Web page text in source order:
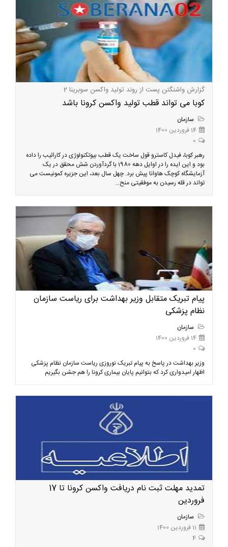
گزارش واشنگتن پست از روند تولید واکسن سوبرینا 2
کوبا می تواند قطب تولید واکسن کرونا باشد
سازمان
14 فروردین 1400
0
رهبر کوبا، فیدل کاسترو قول ساخت یک قطب بیوتکنولوژی در کارائیب را داده
بود و این ایده را در اوایل دهه 1980 با گردآوردن شش محقق در یک
آزمایشگاه کوچک هاوانا پیش برد. چهل سال بعد، این جزیره کمونیست می
تواند در قله رسیدن به موفقیتی منح...
پیام تبریک متقابل وزیر بهداشت برای ریاست سازمان
نظام پزشکی
سازمان
14 فروردین 1400
0
وزیر بهداشت در پاسخ به پیام تبریک نوروزی ریاست سازمان نظام پزشکی
اظهار امیدواری کرد که بتوانیم پایان بیماری کرونا را هم جشن بگیریم
تمدید مهلت ثبت نام دریافت واکسن کرونا تا 17
فروردین
سازمان
11 فروردین 1400
4